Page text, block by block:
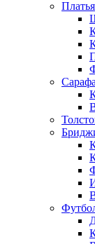
Платья